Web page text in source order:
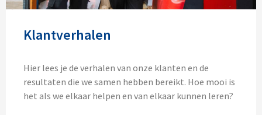
Klantverhalen
Hier lees je de verhalen van onze klanten en de
resultaten die we samen hebben bereikt. Hoe mooi is
het als we elkaar helpen en van elkaar kunnen leren?